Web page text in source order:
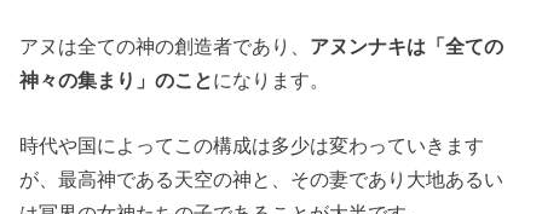
アヌは全ての神の創造者であり、 アヌンナキは「全ての
神々の集まり」のことになります。
時代や国によってこの構成は多少は変わっていきます
が、最高神である天空の神と、その妻であり大地あるい